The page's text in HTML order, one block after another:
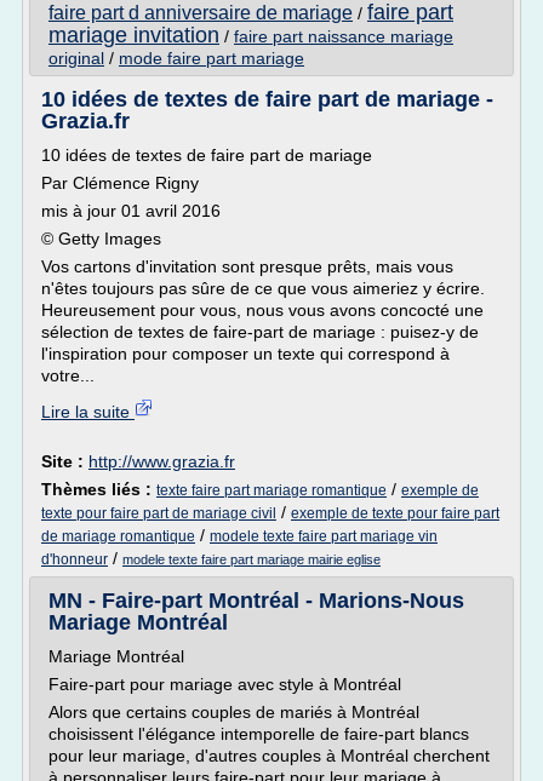
faire part d anniversaire de mariage / faire part
mariage invitation / faire part naissance mariage
original / mode faire part mariage
10 idées de textes de faire part de mariage -
Grazia.fr
10 idées de textes de faire part de mariage
Par Clémence Rigny
mis à jour 01 avril 2016
© Getty Images
Vos cartons d'invitation sont presque prêts, mais vous
n'êtes toujours pas sûre de ce que vous aimeriez y écrire.
Heureusement pour vous, nous vous avons concocté une
sélection de textes de faire-part de mariage : puisez-y de
l'inspiration pour composer un texte qui correspond à
votre...
Lire la suite
Site : http://www.grazia.fr
Thèmes liés : texte faire part mariage romantique / exemple de
texte pour faire part de mariage civil / exemple de texte pour faire part
de mariage romantique / modele texte faire part mariage vin
d'honneur / modele texte faire part mariage mairie eglise
MN - Faire-part Montréal - Marions-Nous
Mariage Montréal
Mariage Montréal
Faire-part pour mariage avec style à Montréal
Alors que certains couples de mariés à Montréal
choisissent l'élégance intemporelle de faire-part blancs
pour leur mariage, d'autres couples à Montréal cherchent